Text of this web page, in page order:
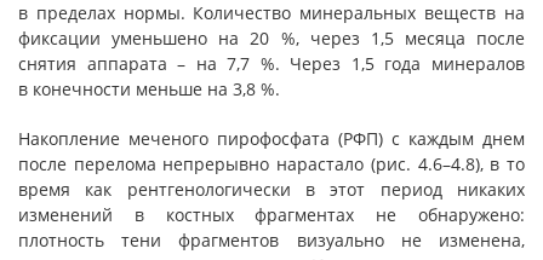
в пределах нормы. Количество минеральных веществ на
фиксации уменьшено на 20 %, через 1,5 месяца после
снятия аппарата – на 7,7 %. Через 1,5 года минералов
в конечности меньше на 3,8 %.
Накопление меченого пирофосфата (РФП) с каждым днем
после перелома непрерывно нарастало (рис. 4.6–4.8), в то
время как рентгенологически в этот период никаких
изменений в костных фрагментах не обнаружено:
плотность тени фрагментов визуально не изменена,